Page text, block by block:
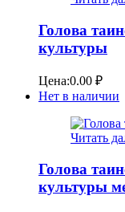
Голова
культуры
Цена:0.00 ₽
Нет в наличии
Читать
Голова
культуры